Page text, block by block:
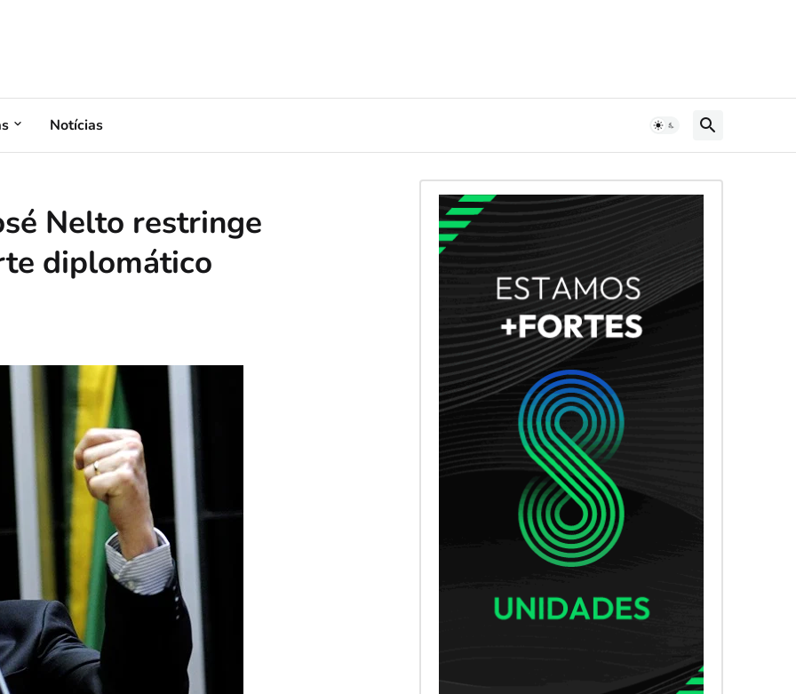
Notícias
Nelto restringe
diplomático